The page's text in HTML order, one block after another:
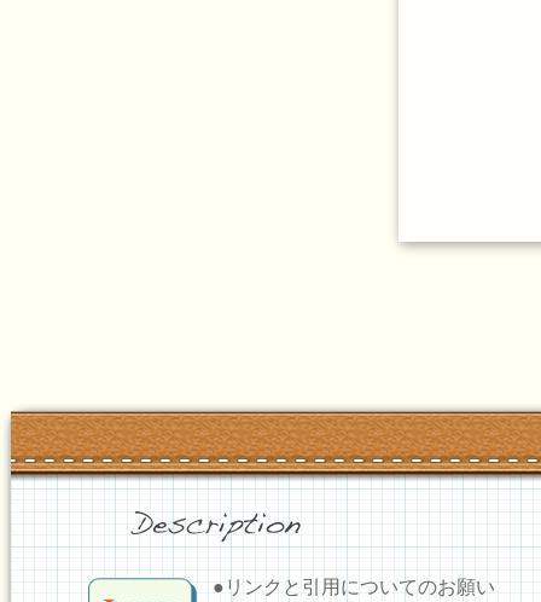
●リンクと引用についてのお願い